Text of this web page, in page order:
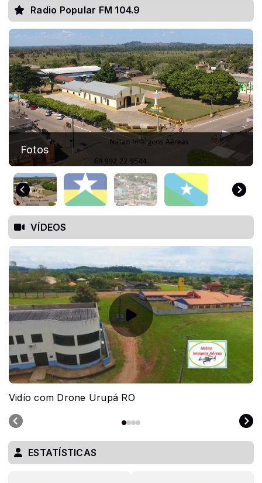
Radio Popular FM 104.9
VÍDEOS
Vidío com Drone Urupá RO
ESTATÍSTICAS